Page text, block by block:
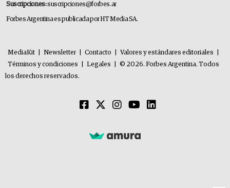
Suscripciones:suscripciones@forbes.ar
Forbes Argentina es publicada por HT Media SA.
MediaKit Newsletter Contacto Valores y estándares editoriales
Términos y condiciones
Legales
© 2026. Forbes Argentina. Todos
los derechos reservados.